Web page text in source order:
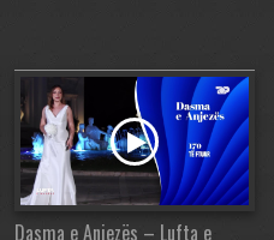
Dasma e Anjezës – Lufta e